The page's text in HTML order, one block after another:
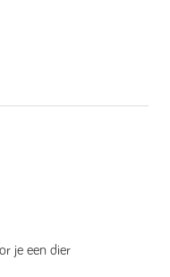
je een dier